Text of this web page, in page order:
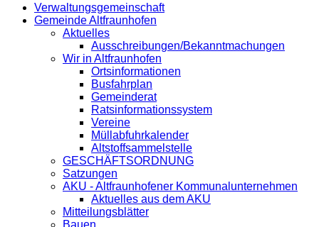
Verwaltungsgemeinschaft
Gemeinde Altfraunhofen
Aktuelles
Ausschreibungen/Bekanntmachungen
Wir in Altfraunhofen
Ortsinformationen
Busfahrplan
Gemeinderat
Ratsinformationssystem
Vereine
Müllabfuhrkalender
Altstoffsammelstelle
GESCHÄFTSORDNUNG
Satzungen
AKU - Altfraunhofener Kommunalunternehmen
Aktuelles aus dem AKU
Mitteilungsblätter
Bauen